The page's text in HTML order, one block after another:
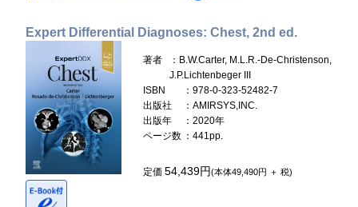
Expert Differential Diagnoses: Chest, 2nd ed.
著者
：B.W.Carter, M.L.R.-De-Christenson,
J.P.Lichtenbeger III
ISBN
：978-0-323-52482-7
出版社
：AMIRSYS,INC.
出版年
：2020年
ページ数 ：441pp.
定価54,439円(本体49,490円 ＋ 税)